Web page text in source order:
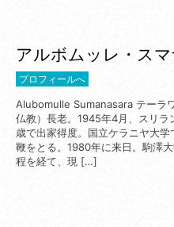
アルボムッレ・ス
Alubomulle Sumanasara テーラ
仏教）長老。1945年4月、スリラ
歳で出家得度。国立ケラニヤ大学
鞭をとる。1980年に来日。駒澤
程を経て、現 […]
プロフィールへ